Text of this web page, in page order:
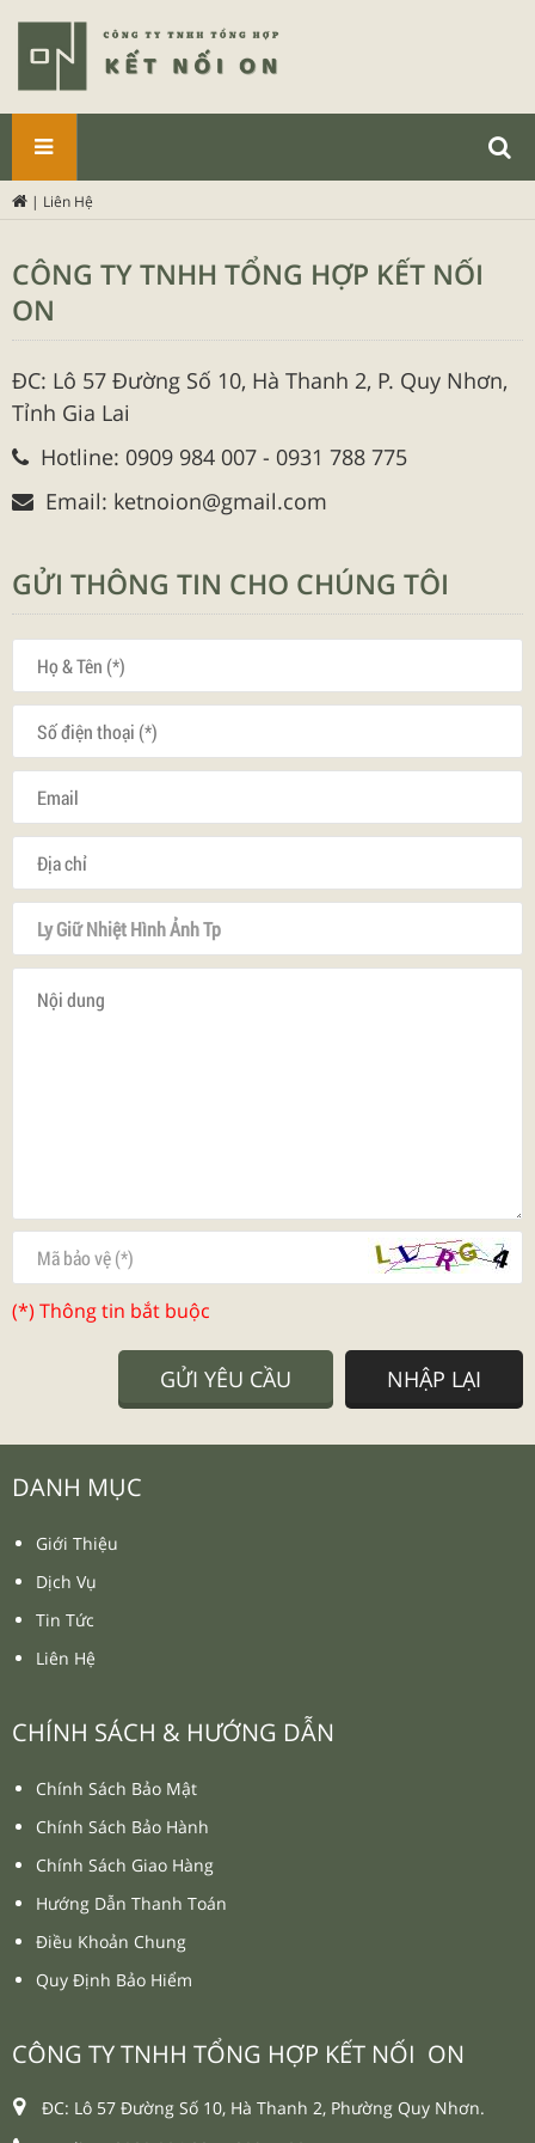
PHẨM
| Liên Hệ
CÔNG TY TNHH TỔNG HỢP KẾT NỐI
ON
ĐC: Lô 57 Đường Số 10, Hà Thanh 2, P. Quy Nhơn,
Tỉnh Gia Lai
Hotline: 0909 984 007 - 0931 788 775
Email: ketnoion@gmail.com
GỬI THÔNG TIN CHO CHÚNG TÔI
(*) Thông tin bắt buộc
NHẬP LẠI
GỬI YÊU CẦU
CÔNG TY TNHH TỔNG HỢP KẾT NỐI ON
ĐC: Lô 57 Đường Số 10, Hà Thanh 2, Phường Quy Nhơn.
DANH MỤC
Giới Thiệu
Dịch Vụ
Tin Tức
Liên Hệ
CHÍNH SÁCH & HƯỚNG DẪN
Chính Sách Bảo Mật
Chính Sách Bảo Hành
Chính Sách Giao Hàng
Hướng Dẫn Thanh Toán
Điều Khoản Chung
Quy Định Bảo Hiểm